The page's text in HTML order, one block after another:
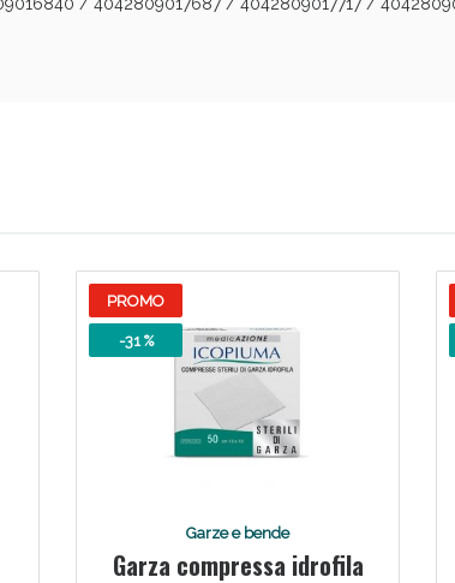
PROMO
-31 %
Garze e bende
Garza compressa idrofila
fino al 55% valido oggi!